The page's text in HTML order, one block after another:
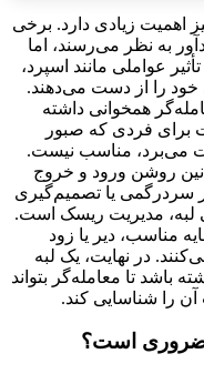
اهمیت زیادی دارد. برخی
به نظر می‌رسند، اما
عواملی مانند اسپرد،
خود را از دست می‌دهند.
همخوانی داشته
برای فردی که صبور
می‌برد، مناسب نیست.
روشن ورود و خروج
سردرگمی یا تصمیم‌گیری
لبه، مدیریت ریسک است.
مناسب، دیر یا زود
در نهایت، یک لبه
باشد تا معامله‌گر بتواند
را شناسایی کند.
ضروری است؟